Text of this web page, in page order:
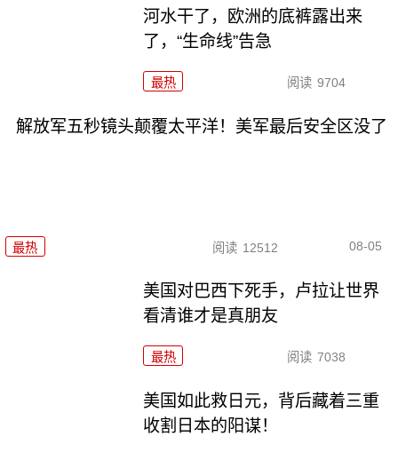
河水干了，欧洲的底裤露出来
了，“生命线”告急
最热 阅读 9704
解放军五秒镜头颠覆太平洋！美军最后安全区没了
最热 阅读 12512 08-05
美国对巴西下死手，卢拉让世界
看清谁才是真朋友
最热 阅读 7038
美国如此救日元，背后藏着三重
收割日本的阳谋！